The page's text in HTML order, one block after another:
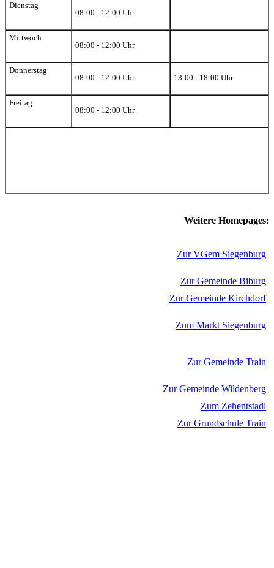
Dienstag
08:00 - 12:00 Uhr
Mittwoch
08:00 - 12:00 Uhr
Donnerstag
08:00 - 12:00 Uhr
13:00 - 18:00 Uhr
Freitag
08:00 - 12:00 Uhr
Weitere Homepages:
Zur VGem Siegenburg
Zur Gemeinde Biburg
Zur Gemeinde Kirchdorf
Zum Markt Siegenburg
Zur Gemeinde Train
Zur Gemeinde Wildenberg
Zum Zehentstadl
Zur Grundschule Train